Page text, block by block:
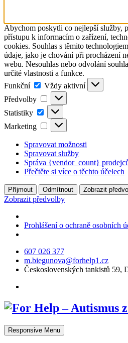
Abychom poskytli co nejlepší služby,
přístupu k informacím o zařízení,
cookies. Souhlas s těmito
údaje, jako je chování při procházení
webu. Nesouhlas nebo odvolání
určité vlastnosti a funkce.
Funkční
Funkční
Vždy aktivní
Předvolby
Předvolby
Statistiky Statistiky
Marketing Marketing
Spravovat možnosti
Spravovat služby
Správa {vendor_count}
Přečtěte si více o těchto účelech
Příjmout Odmítnout Zobrazit
Zobrazit předvolby
Prohlášení o ochraně osobních
607 026 377
m.biegunova@forhelp1.cz
Československých tankistů 59,
Responsive Menu